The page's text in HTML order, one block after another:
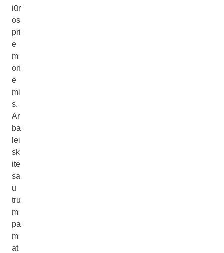
iūr
os
pri
e
m
on
ė
mi
s.
Ar
ba
lei
sk
ite
sa
u
tru
m
pa
m
at